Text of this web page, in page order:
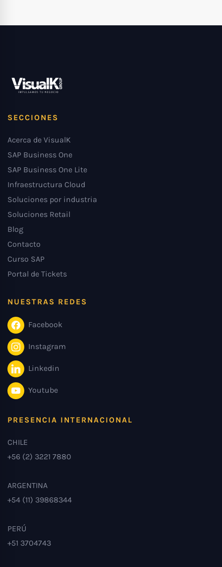
SECCIONES
Acerca de VisualK
SAP Business One
SAP Business One Lite
Infraestructura Cloud
Soluciones por industria
Soluciones Retail
Blog
Contacto
Curso SAP
Portal de Tickets
NUESTRAS REDES
Facebook
Instagram
Linkedin
Youtube
PRESENCIA INTERNACIONAL
CHILE
+56 (2) 3221 7880
ARGENTINA
+54 (11) 39868344
PERÚ
+51 3704743